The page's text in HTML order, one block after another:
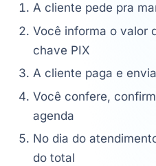
A cliente pede pra
Você informa o valor
chave PIX
A cliente paga e
Você confere,
agenda
No dia do
do total